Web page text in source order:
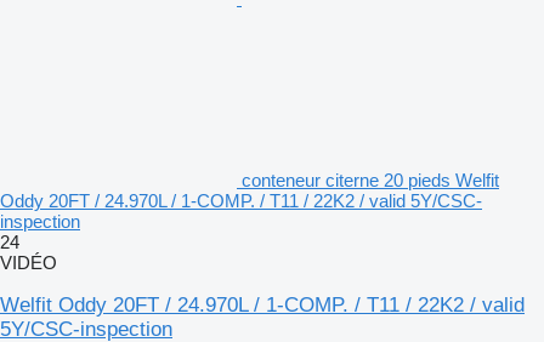
conteneur citerne 20 pieds Welfit
Oddy 20FT / 24.970L / 1-COMP. / T11 / 22K2 / valid 5Y/CSC-
inspection
24
VIDÉO
Welfit Oddy 20FT / 24.970L / 1-COMP. / T11 / 22K2 / valid
5Y/CSC-inspection